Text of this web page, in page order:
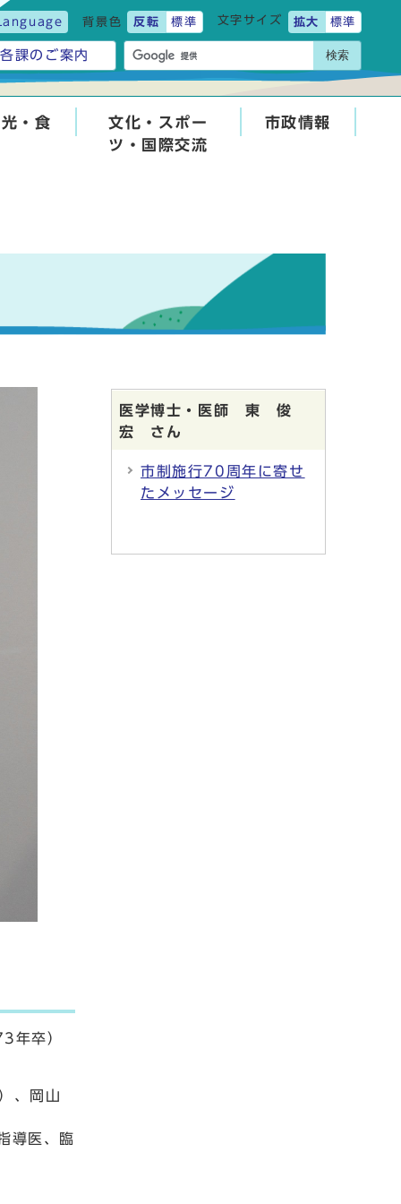
Language 背景色 反転 標準 文字サイズ 拡大 標準
各課のご案内 検索
・食
文化・スポー
ツ・国際交流
市政情報
年卒）
、岡山
導医、臨
医学博士・医師 東 俊
宏 さん
市制施行70周年に寄せ
たメッセージ